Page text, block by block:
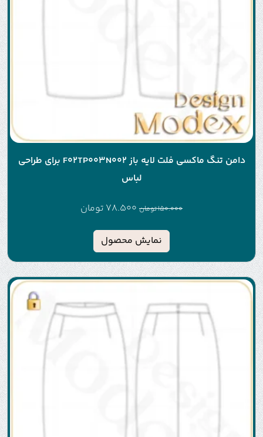
دامن تنگ ماکسی فلت لایه باز F02TP003N002 برای طراحی
لباس
150.000تومان 78.500 تومان
نمایش محصول